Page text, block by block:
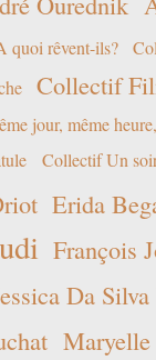
quoi rêvent-ils?
Collectif
jour, même
Collectif Un
Erida
François
Da